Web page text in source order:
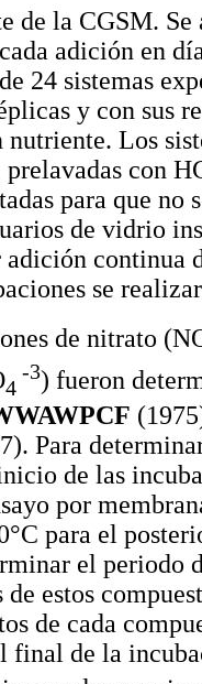
de la CGSM.
adición en
24 sistemas
y con sus
Los
con
para que no
de vidrio
continua
se
de nitrato
4
-3) fueron
Para
de las
por
para el
el periodo
de estos
de cada
final de la